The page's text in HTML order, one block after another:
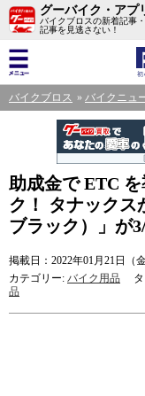
グーバイク・アプ
バイクブロスの新着記事
記事を見逃さない！
バイクブロス バイクニュ
助成金で ETC
ク！ タナックス
ブラック）」が
掲載日：2022年01月21日（金
カテゴリー: バイク用品 タ
品